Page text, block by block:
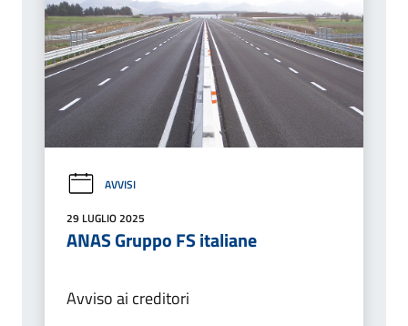
AVVISI
29 LUGLIO 2025
ANAS Gruppo FS italiane
Avviso ai creditori